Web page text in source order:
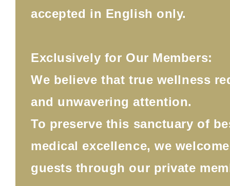
accepted in English only.
Exclusively for Our Members:
We believe that true wellness
and unwavering attention.
To preserve this sanctuary of
medical excellence, we
guests through our private